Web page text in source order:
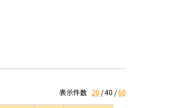
表示件数 20 40 60